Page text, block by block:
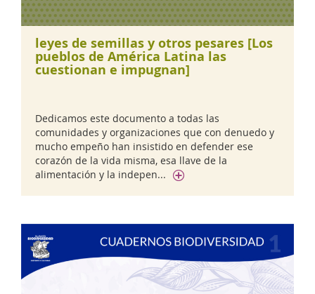
leyes de semillas y otros pesares [Los
pueblos de América Latina las
cuestionan e impugnan]
Dedicamos este documento a todas las
comunidades y organizaciones que con denuedo y
mucho empeño han insistido en defender ese
corazón de la vida misma, esa llave de la
alimentación y la indepen...